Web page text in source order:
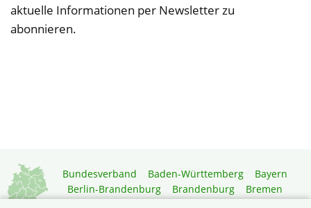
aktuelle Informationen per Newsletter zu
abonnieren.
Bundesverband Baden-Württemberg
Bayern
Berlin-Brandenburg
Brandenburg
Bremen